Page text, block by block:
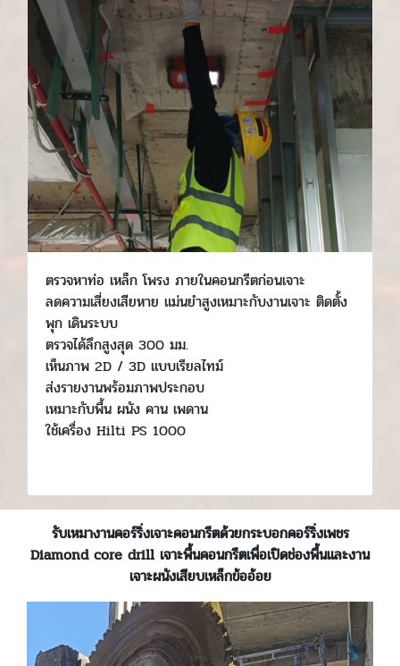
ตรวจหาท่อ เหล็ก โพรง ภายในคอนกรีตก่อนเจาะ
ลดความเสี่ยงเสียหาย แม่นยำสูงเหมาะกับงานเจาะ ติดตั้ง
พุก เดินระบบ
ตรวจได้ลึกสูงสุด 300 มม.
เห็นภาพ 2D / 3D แบบเรียลไทม์
ส่งรายงานพร้อมภาพประกอบ
เหมาะกับพื้น ผนัง คาน เพดาน
ใช้เครื่อง Hilti PS 1000
รับเหมางานคอร์ริ่งเจาะคอนกรีตด้วยกระบอกคอร์ริ่งเพชร
Diamond core drill เจาะพื้นคอนกรีตเพื่อเปิดช่องพื้นและงาน
เจาะผนังเสียบเหล็กข้ออ้อย